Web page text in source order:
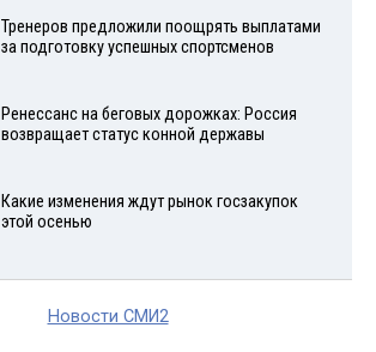
Тренеров предложили поощрять выплатами
за подготовку успешных спортсменов
Ренессанс на беговых дорожках: Россия
возвращает статус конной державы
Какие изменения ждут рынок госзакупок
этой осенью
Новости СМИ2